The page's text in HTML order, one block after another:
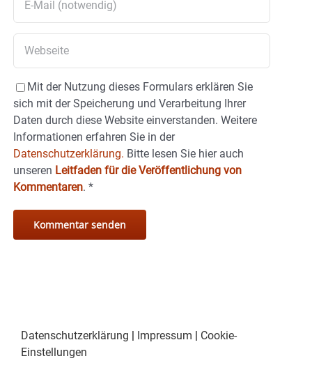
Mit der Nutzung dieses Formulars erklären Sie
sich mit der Speicherung und Verarbeitung Ihrer
Daten durch diese Website einverstanden. Weitere
Informationen erfahren Sie in der
Datenschutzerklärung. Bitte lesen Sie hier auch
unseren Leitfaden für die Veröffentlichung von
Kommentaren. *
Datenschutzerklärung | Impressum | Cookie-
Einstellungen